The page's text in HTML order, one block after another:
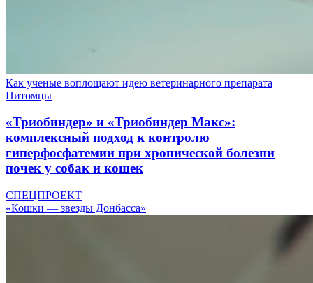
Как ученые воплощают идею ветеринарного препарата
Питомцы
«Триобиндер» и «Триобиндер Макс»:
комплексный подход к контролю
гиперфосфатемии при хронической болезни
почек у собак и кошек
СПЕЦПРОЕКТ
«Кошки — звезды Донбасса»